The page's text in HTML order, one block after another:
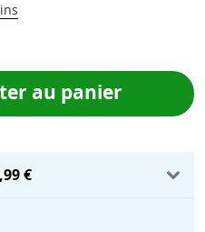
au panier
€